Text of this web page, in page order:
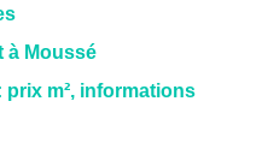
à Moussé
prix m², informations